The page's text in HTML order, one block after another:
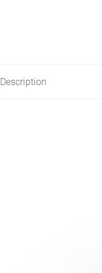
Description